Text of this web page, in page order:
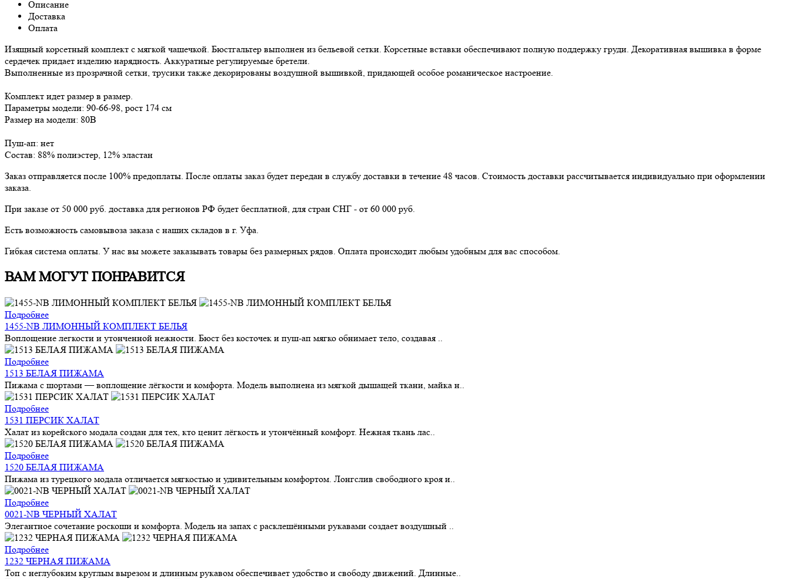
Описание
Доставка
Оплата
Изящный корсетный комплект с мягкой чашечкой. Бюстгальтер выполнен из бельевой сетки. Корсетные вставки обеспечивают полную поддержку груди. Декоративная вышивка в форме
сердечек придает изделию нарядность. Аккуратные регулируемые бретели.
Выполненные из прозрачной сетки, трусики также декорированы воздушной вышивкой, придающей особое романическое настроение.
Комплект идет размер в размер.
Параметры модели: 90-66-98, рост 174 см
Размер на модели: 80В
Пуш-ап: нет
Состав: 88% полиэстер, 12% эластан
Заказ отправляется после 100% предоплаты. После оплаты заказ будет передан в службу доставки в течение 48 часов. Стоимость доставки рассчитывается индивидуально при оформлении
заказа.
При заказе от 50 000 руб. доставка для регионов РФ будет бесплатной, для стран СНГ - от 60 000 руб.
Есть возможность самовывоза заказа с наших складов в г. Уфа.
Гибкая система оплаты. У нас вы можете заказывать товары без размерных рядов. Оплата происходит любым удобным для вас способом.
ВАМ МОГУТ ПОНРАВИТСЯ
Подробнее
1455-NB ЛИМОННЫЙ КОМПЛЕКТ БЕЛЬЯ
Воплощение легкости и утонченной нежности. Бюст без косточек и пуш-ап мягко обнимает тело, создавая ..
Подробнее
1513 БЕЛАЯ ПИЖАМА
Пижама с шортами — воплощение лёгкости и комфорта. Модель выполнена из мягкой дышащей ткани, майка н..
Подробнее
1531 ПЕРСИК ХАЛАТ
Халат из корейского модала создан для тех, кто ценит лёгкость и утончённый комфорт. Нежная ткань лас..
Подробнее
1520 БЕЛАЯ ПИЖАМА
Пижама из турецкого модала отличается мягкостью и удивительным комфортом. Лонгслив свободного кроя и..
Подробнее
0021-NB ЧЕРНЫЙ ХАЛАТ
Элегантное сочетание роскоши и комфорта. Модель на запах с расклешёнными рукавами создает воздушный ..
Подробнее
1232 ЧЕРНАЯ ПИЖАМА
Топ с неглубоким круглым вырезом и длинным рукавом обеспечивает удобство и свободу движений. Длинные..